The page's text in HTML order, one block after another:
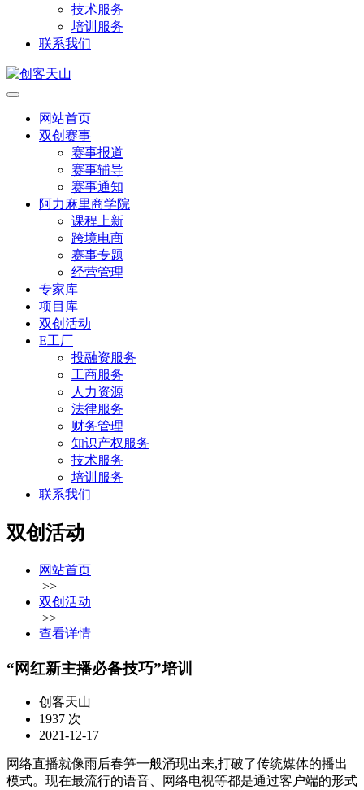
技术服务
培训服务
联系我们
网站首页
双创赛事
赛事报道
赛事辅导
赛事通知
阿力麻里商学院
课程上新
跨境电商
赛事专题
经营管理
专家库
项目库
双创活动
E工厂
投融资服务
工商服务
人力资源
法律服务
财务管理
知识产权服务
技术服务
培训服务
联系我们
双创活动
网站首页
>>
双创活动
>>
查看详情
“网红新主播必备技巧”培训
创客天山
1937 次
2021-12-17
网络直播就像雨后春笋一般涌现出来,打破了传统媒体的播出
模式。现在最流行的语音、网络电视等都是通过客户端的形式